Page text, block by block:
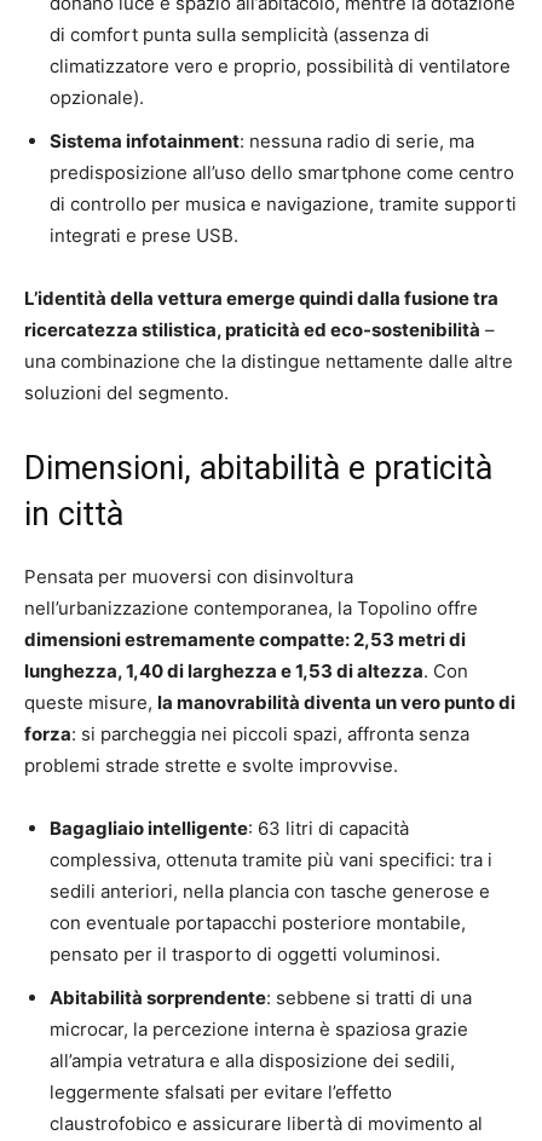
di comfort punta sulla semplicità (assenza di
climatizzatore vero e proprio, possibilità di ventilatore
opzionale).
Sistema infotainment: nessuna radio di serie, ma
predisposizione all’uso dello smartphone come centro
di controllo per musica e navigazione, tramite supporti
integrati e prese USB.
L’identità della vettura emerge quindi dalla fusione tra
ricercatezza stilistica, praticità ed eco-sostenibilità –
una combinazione che la distingue nettamente dalle altre
soluzioni del segmento.
Dimensioni, abitabilità e praticità
in città
Pensata per muoversi con disinvoltura
nell’urbanizzazione contemporanea, la Topolino offre
dimensioni estremamente compatte: 2,53 metri di
lunghezza, 1,40 di larghezza e 1,53 di altezza. Con
queste misure, la manovrabilità diventa un vero punto di
forza: si parcheggia nei piccoli spazi, affronta senza
problemi strade strette e svolte improvvise.
Bagagliaio intelligente: 63 litri di capacità
complessiva, ottenuta tramite più vani specifici: tra i
sedili anteriori, nella plancia con tasche generose e
con eventuale portapacchi posteriore montabile,
pensato per il trasporto di oggetti voluminosi.
Abitabilità sorprendente: sebbene si tratti di una
microcar, la percezione interna è spaziosa grazie
all’ampia vetratura e alla disposizione dei sedili,
leggermente sfalsati per evitare l’effetto
claustrofobico e assicurare libertà di movimento al